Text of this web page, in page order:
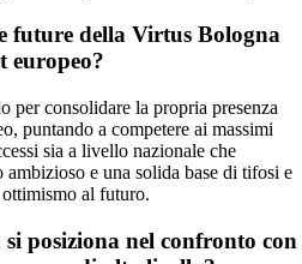
future della Virtus Bologna
europeo?
per consolidare la propria presenza
puntando a competere ai massimi
sia a livello nazionale che
e una solida base di tifosi e
ottimismo al futuro.
posiziona nel confronto con